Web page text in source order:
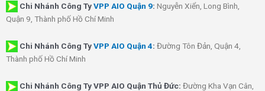
Chi Nhánh Công TyVPP AIO Quận 9: Nguyễn Xiển, Long Bình,
Quận 9, Thành phố Hồ Chí Minh
Chi Nhánh Công TyVPP AIO Quận 4: Đường Tôn Đản, Quận 4,
Thành phố Hồ Chí Minh
Chi Nhánh Công Ty VPP AIO Quận Thủ Đức: Đường Kha Vạn Cân,